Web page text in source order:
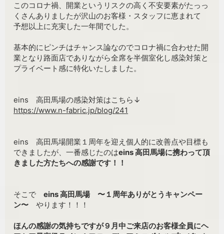
このコロナ禍、開業というリスクの高く不安要素がたっっ
くさんありましたが沢山のお客様・スタッフに恵まれて
予想以上に充実した一年間でした。
基本的にピンチはチャンス論なのでコロナ禍に合わせた開
業となり路面店でありながら全席を半個室化し感染対策と
プライベート感に特化いたしました。
eins 高田馬場の感染対策はこちら↓
https://www.n-fabric.jp/blog/241
eins 高田馬場開業１周年を迎え個人的に改善点や目標も
できましたが、一番感じたのはeins 高田馬場に携わって頂
きました方たちへの感謝です！！
そこで eins 高田馬場 〜１周年ありがとうキャンペー
ン〜やります！！！
ほんの感謝の気持ちですが９月中ご来店のお客様全員にヘ